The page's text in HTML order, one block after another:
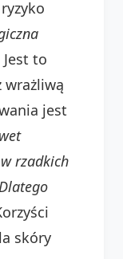
Jest to
wrażliwą
jest
rzadkich
skóry